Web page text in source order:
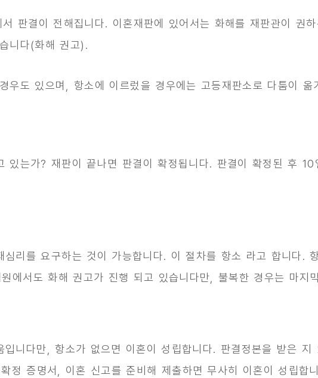
판결이 전해집니다. 이혼재판에 있어서는 화해를 재판관이 권
니다(화해 권고).
우도 있으며, 항소에 이르렀을 경우에는 고등재판소로 다툼이 옮
있는가? 재판이 끝나면 판결이 확정됩니다. 판결이 확정된 후
리를 요구하는 것이 가능합니다. 이 절차를 항소 라고 합니다.
에서도 화해 권고가 진행 되고 있습니다만, 불복한 경우는 마지
니다만, 항소가 없으면 이혼이 성립합니다. 판결정본을 받은 지
정 증명서, 이혼 신고를 준비해 제출하면 무사히 이혼이 성립합